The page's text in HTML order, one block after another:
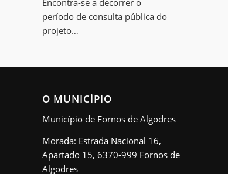
Encontra-se a decorrer o
período de consulta pública do
projeto…
O MUNICÍPIO
Município de Fornos de Algodres
Morada: Estrada Nacional 16,
Apartado 15, 6370-999 Fornos de
Algodres